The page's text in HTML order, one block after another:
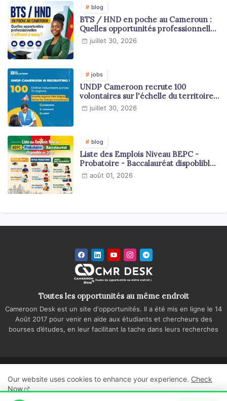
blog
BTS / HND en poche au Cameroun :
Quelles opportunités professionnelles
s'offrent à vous ?
juillet 30, 2026
jobs
UNDP Cameroon recrute 100
volontaires sur l'échelle du territoire
national
juillet 30, 2026
blog
Liste des Emplois Niveau BEPC -
Probatoire - Baccalauréat dispoblible
en 2026
août 01, 2026
Toutes les opportunités au même endroit
Cameroon Desk est un site d'opportunités. Il a été mis en ligne le 14
Août 2017 pour venir en aide aux étudiants et chercheurs des
bourses d’études, en leur facilitant la tache dans leurs recherches
Politique de confidentialité
Regie publicitaire
Our website uses cookies to enhance your experience. Check
Now